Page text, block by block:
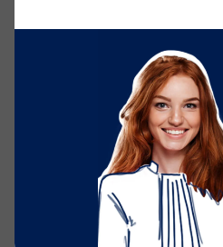
recherches Google
Bénéficier d’un
contacté par des
implantations secondaires
Optimiser votre visibilité
Un seul outil
pour gérer vos